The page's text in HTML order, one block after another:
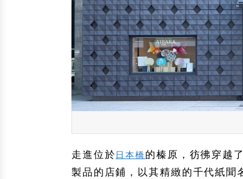
走進位於日本橋的榛原，彷彿穿越
製品的店鋪，以其精緻的千代紙聞